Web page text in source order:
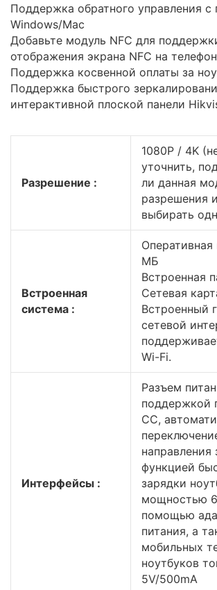
Поддержка обратного управления
Windows/Mac
Добавьте модуль NFC для
отображения экрана NFC на
Поддержка косвенной оплаты за
Поддержка быстрого
интерактивной плоской панели
Разрешение :
1080P / 4K
уточнить,
ли данная
разрешения
выбирать
Встроенная
система :
Оперативная
МБ
Встроенная
Сетевая
Встроенный
сетевой
Wi-Fi.
Интерфейсы :
Разъем
поддержкой
CC,
направления
функцией
зарядки
мощностью
помощью
питания, а
мобильных
ноутбуков
5V/500mA